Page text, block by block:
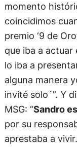
momento
coincidimos
premio ‘9 de
que iba a actuar
lo iba a
alguna manera
invité solo´”. Y
MSG: “Sandro
por su
aprestaba a